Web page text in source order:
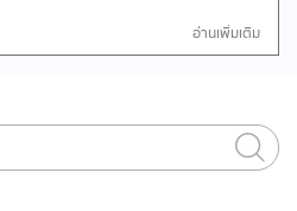
เวลานอนและเวลาตื่นของคุณภายในแอพฯ
พฯจะค่อยๆสร้างเมืองของคุณขึ้นมา ยิ่งคุณ
นได้สูงสุด 2 ชั่วโมง จากนั้นการก่อสร้าง
ถึงเวลานอนก็ต้องนอนห้ามเช็คเมล์ เข้าเฟสบุ๊ค
อ่านเพิ่มเติม